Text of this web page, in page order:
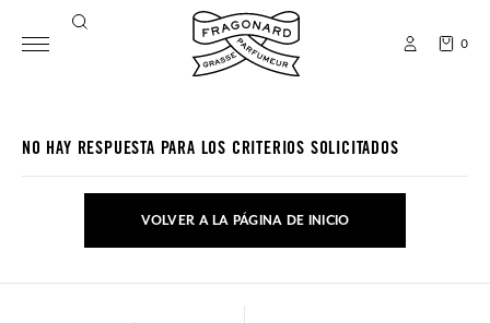
0
NO HAY RESPUESTA PARA LOS CRITERIOS SOLICITADOS
VOLVER A LA PÁGINA DE INICIO